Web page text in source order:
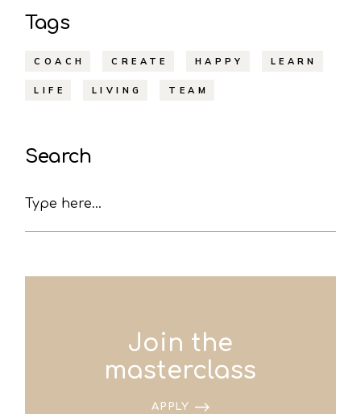
Tags
COACH CREATE HAPPY LEARN
LIFE LIVING TEAM
Search
Join the
masterclass
APPLY